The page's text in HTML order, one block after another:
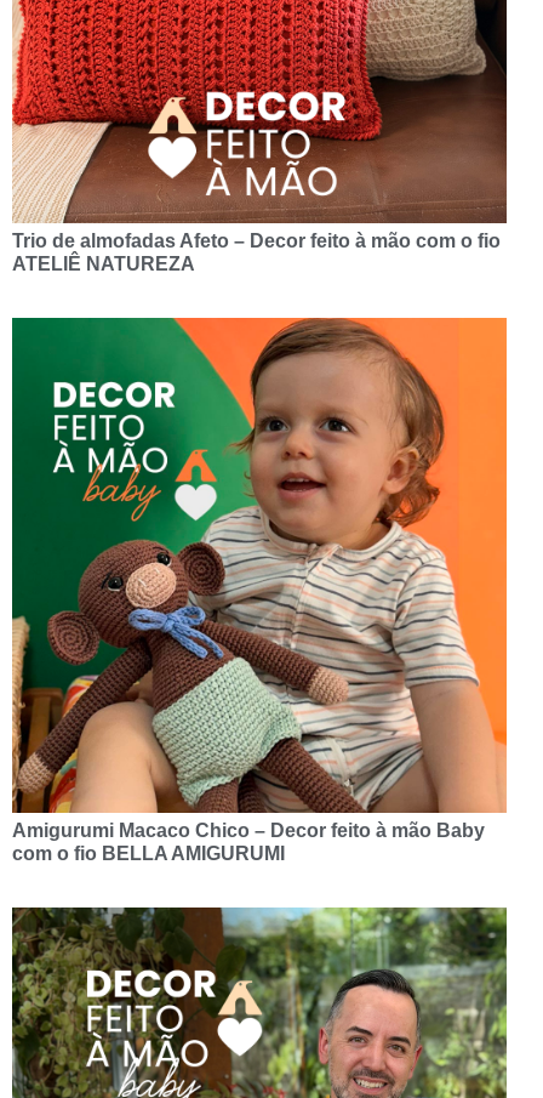
Trio de almofadas Afeto – Decor feito à mão com o fio
ATELIÊ NATUREZA
Amigurumi Macaco Chico – Decor feito à mão Baby
com o fio BELLA AMIGURUMI